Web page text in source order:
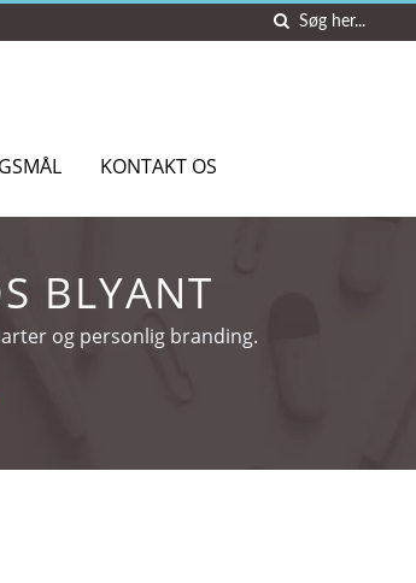
KONTAKT OS
BLYANT
og personlig branding.